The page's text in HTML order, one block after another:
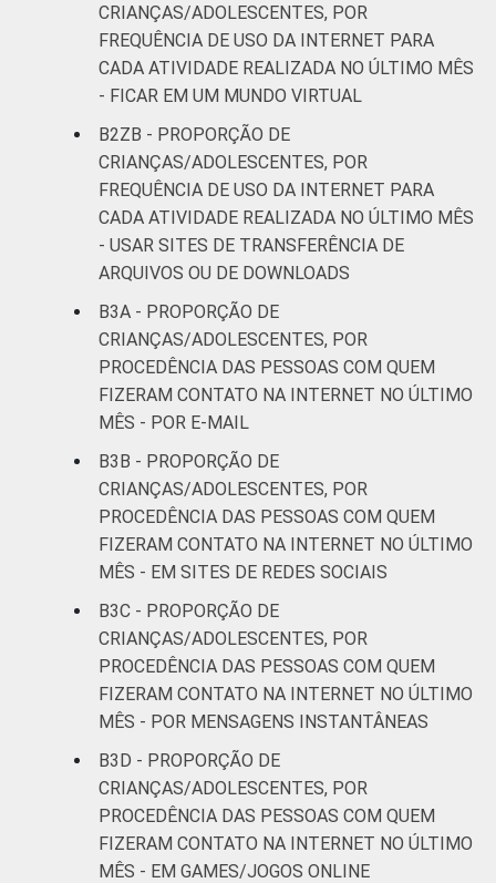
CRIANÇAS/ADOLESCENTES, POR
FREQUÊNCIA DE USO DA INTERNET PARA
CADA ATIVIDADE REALIZADA NO ÚLTIMO MÊS
- FICAR EM UM MUNDO VIRTUAL
B2ZB - PROPORÇÃO DE
CRIANÇAS/ADOLESCENTES, POR
FREQUÊNCIA DE USO DA INTERNET PARA
CADA ATIVIDADE REALIZADA NO ÚLTIMO MÊS
- USAR SITES DE TRANSFERÊNCIA DE
ARQUIVOS OU DE DOWNLOADS
B3A - PROPORÇÃO DE
CRIANÇAS/ADOLESCENTES, POR
PROCEDÊNCIA DAS PESSOAS COM QUEM
FIZERAM CONTATO NA INTERNET NO ÚLTIMO
MÊS - POR E-MAIL
B3B - PROPORÇÃO DE
CRIANÇAS/ADOLESCENTES, POR
PROCEDÊNCIA DAS PESSOAS COM QUEM
FIZERAM CONTATO NA INTERNET NO ÚLTIMO
MÊS - EM SITES DE REDES SOCIAIS
B3C - PROPORÇÃO DE
CRIANÇAS/ADOLESCENTES, POR
PROCEDÊNCIA DAS PESSOAS COM QUEM
FIZERAM CONTATO NA INTERNET NO ÚLTIMO
MÊS - POR MENSAGENS INSTANTÂNEAS
B3D - PROPORÇÃO DE
CRIANÇAS/ADOLESCENTES, POR
PROCEDÊNCIA DAS PESSOAS COM QUEM
FIZERAM CONTATO NA INTERNET NO ÚLTIMO
MÊS - EM GAMES/JOGOS ONLINE